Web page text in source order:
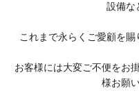
設備な
これまで永らくご愛顧を
お客様には大変ご不便をお
様お願